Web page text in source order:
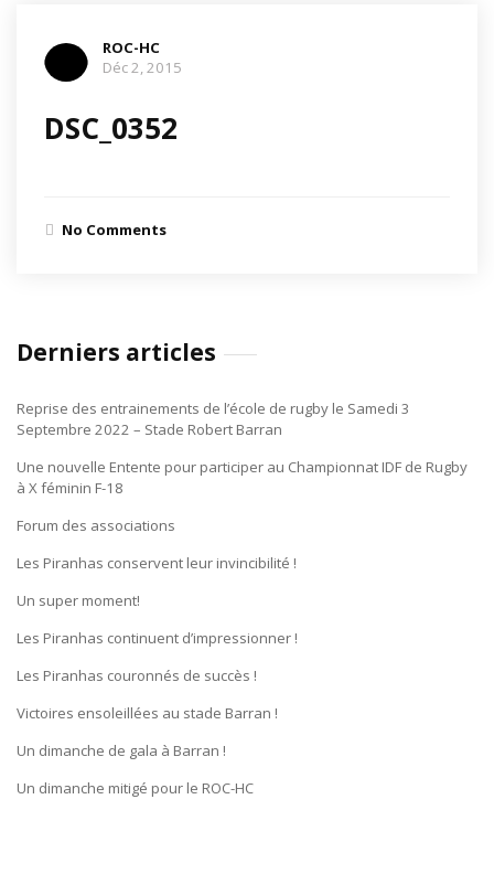
ROC-HC
Déc 2, 2015
DSC_0352
No Comments
Derniers articles
Reprise des entrainements de l’école de rugby le Samedi 3
Septembre 2022 – Stade Robert Barran
Une nouvelle Entente pour participer au Championnat IDF de Rugby
à X féminin F-18
Forum des associations
Les Piranhas conservent leur invincibilité !
Un super moment!
Les Piranhas continuent d’impressionner !
Les Piranhas couronnés de succès !
Victoires ensoleillées au stade Barran !
Un dimanche de gala à Barran !
Un dimanche mitigé pour le ROC-HC